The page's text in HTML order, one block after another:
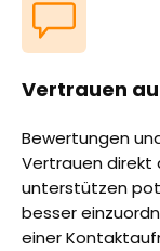
Vertrauen
Bewertungen
Vertrauen direkt
unterstützen
besser
einer